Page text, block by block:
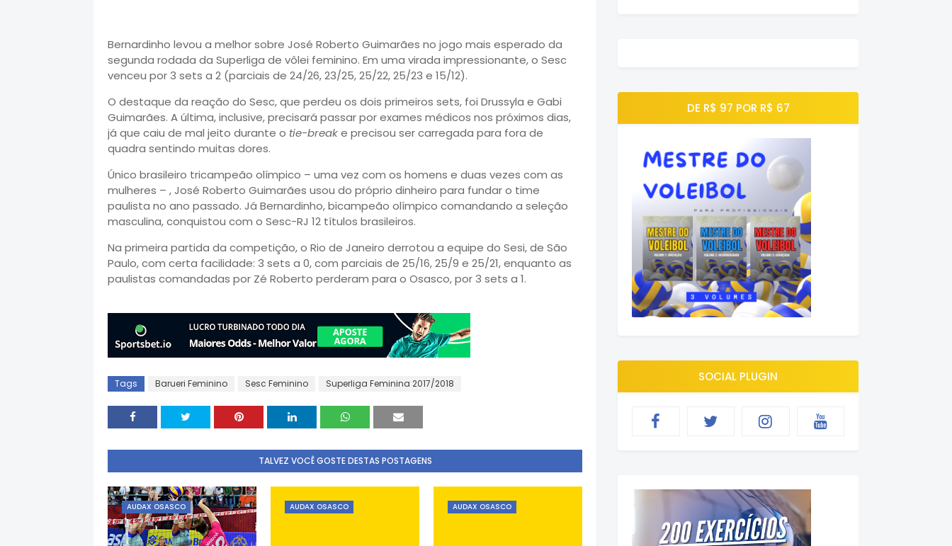
Bernardinho levou a melhor sobre José Roberto Guimarães no jogo mais esperado da
segunda rodada da Superliga de vôlei feminino. Em uma virada impressionante, o Sesc
venceu por 3 sets a 2 (parciais de 24/26, 23/25, 25/22, 25/23 e 15/12).
O destaque da reação do Sesc, que perdeu os dois primeiros sets, foi Drussyla e Gabi
Guimarães. A última, inclusive, precisará passar por exames médicos nos próximos dias,
já que caiu de mal jeito durante o tie-breake precisou ser carregada para fora de
quadra sentindo muitas dores.
Único brasileiro tricampeão olímpico – uma vez com os homens e duas vezes com as
mulheres – , José Roberto Guimarães usou do próprio dinheiro para fundar o time
paulista no ano passado. Já Bernardinho, bicampeão olímpico comandando a seleção
masculina, conquistou com o Sesc-RJ 12 títulos brasileiros.
Na primeira partida da competição, o Rio de Janeiro derrotou a equipe do Sesi, de São
Paulo, com certa facilidade: 3 sets a 0, com parciais de 25/16, 25/9 e 25/21, enquanto as
paulistas comandadas por Zé Roberto perderam para o Osasco, por 3 sets a 1.
Tags Barueri Feminino Sesc Feminino Superliga Feminina 2017/2018
TALVEZ VOCÊ GOSTE DESTAS POSTAGENS
AUDAX OSASCO AUDAX OSASCO AUDAX OSASCO
DE R$ 97 POR R$ 67
SOCIAL PLUGIN